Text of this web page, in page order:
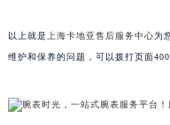
以上就是 上海卡地亚售后服务中心为
维护和保养的问题，可以拨打页面